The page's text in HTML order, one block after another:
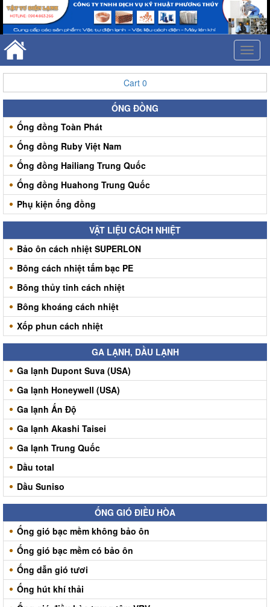
Cart 0
ỐNG ĐỒNG
Ống đồng Toàn Phát
Ống đồng Ruby Việt Nam
Ống đồng Hailiang Trung Quốc
Ống đồng Huahong Trung Quốc
Phụ kiện ống đồng
VẬT LIỆU CÁCH NHIỆT
Bảo ôn cách nhiệt SUPERLON
Bông cách nhiệt tấm bạc PE
Bông thủy tinh cách nhiệt
Bông khoáng cách nhiệt
Xốp phun cách nhiệt
GA LẠNH, DẦU LẠNH
Ga lạnh Dupont Suva (USA)
Ga lạnh Honeywell (USA)
Ga lạnh Ấn Độ
Ga lạnh Akashi Taisei
Ga lạnh Trung Quốc
Dầu total
Dầu Suniso
ỐNG GIÓ ĐIỀU HÒA
Ống gió bạc mềm không bảo ôn
Ống gió bạc mềm có bảo ôn
Ống dẫn gió tươi
Ống hút khí thải